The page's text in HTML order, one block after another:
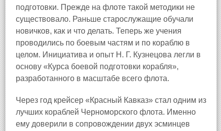
подготовки. Прежде на флоте такой методики не
существовало. Раньше старослужащие обучали
новичков, как и что делать. Теперь же учения
проводились по боевым частям и по кораблю в
целом. Инициатива и опыт Н. Г. Кузнецова легли в
основу «Курса боевой подготовки корабля»,
разработанного в масштабе всего флота.
Через год крейсер «Красный Кавказ» стал одним из
лучших кораблей Черноморского флота. Именно
ему доверили в сопровождении двух эсминцев